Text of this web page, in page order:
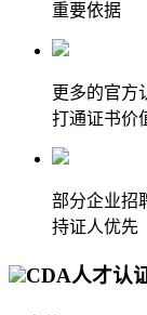
重要依据
更多的官方
打通证书价
部分企业招
持证人优先
CDA人才认